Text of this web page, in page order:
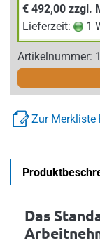
€ 492,00 zzgl.
Lieferzeit:
1
Artikelnummer:
Zur Merkliste
Das